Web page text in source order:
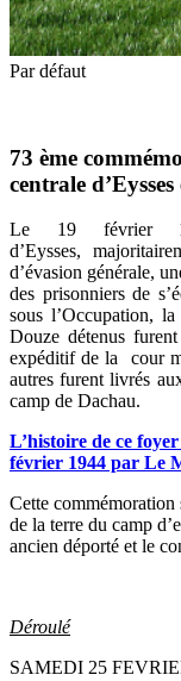
Par défaut
73 ème
centrale
Le 19 février
d’Eysses,
d’évasion générale,
des prisonniers de
sous l’Occupation,
Douze détenus
expéditif de la cour
autres furent livrés
camp de Dachau.
L’histoire de ce
février 1944 par Le
Cette commémoration
de la terre du camp
ancien déporté et le
Déroulé
SAMEDI 25